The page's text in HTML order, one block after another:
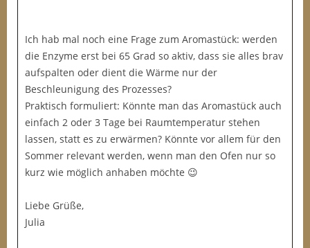
Ich hab mal noch eine Frage zum Aromastück: werden
die Enzyme erst bei 65 Grad so aktiv, dass sie alles brav
aufspalten oder dient die Wärme nur der
Beschleunigung des Prozesses?
Praktisch formuliert: Könnte man das Aromastück auch
einfach 2 oder 3 Tage bei Raumtemperatur stehen
lassen, statt es zu erwärmen? Könnte vor allem für den
Sommer relevant werden, wenn man den Ofen nur so
kurz wie möglich anhaben möchte 😉
Liebe Grüße,
Julia